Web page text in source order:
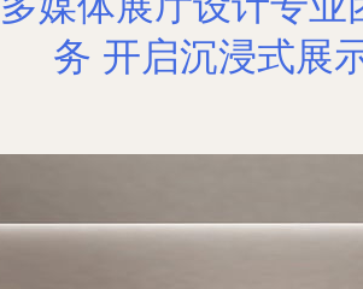
务 开启沉浸式展